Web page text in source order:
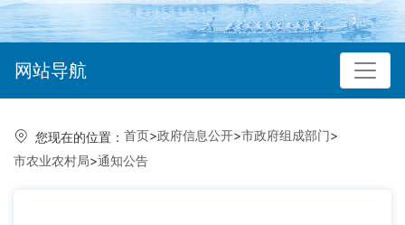
网站导航
您现在的位置： 首页>政府信息公开>市政府组成部门>
市农业农村局>通知公告